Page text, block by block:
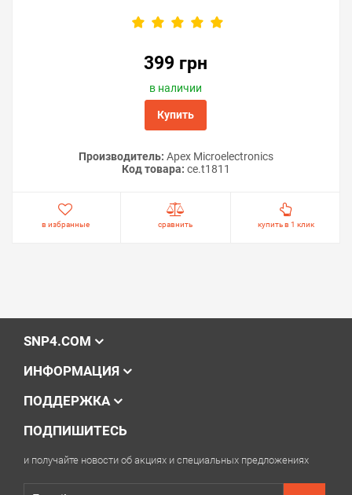
399 грн
в наличии
Купить
Производитель: Apex Microelectronics
Код товара: ce.t1811
в избранные сравнить купить в 1 клик
SNP4.COM
ИНФОРМАЦИЯ
ПОДДЕРЖКА
ПОДПИШИТЕСЬ
и получайте новости об акциях и специальных предложениях